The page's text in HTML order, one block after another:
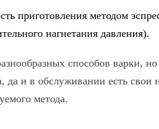
приготовления методом
нагнетания давления).
способов варки, но
да и в обслуживании есть свои
метода.